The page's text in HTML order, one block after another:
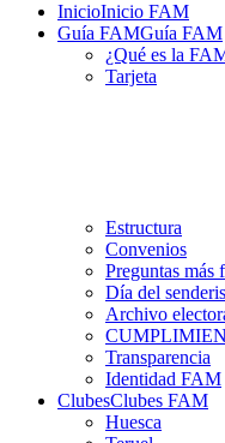
InicioInicio FAM
Guía FAMGuía FAM
¿Qué es la
Tarjeta
Estructura
Convenios
Preguntas más
Día del
Archivo
Transparencia
Identidad FAM
ClubesClubes FAM
Huesca